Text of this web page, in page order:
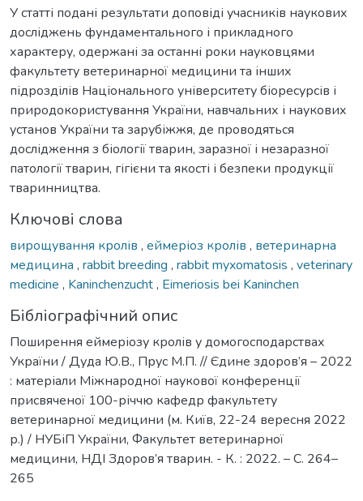
У статті подані результати доповіді учасників наукових
досліджень фундаментального і прикладного
характеру, одержані за останні роки науковцями
факультету ветеринарної медицини та інших
підрозділів Національного університету біоресурсів і
природокористування України, навчальних і наукових
установ України та зарубіжжя, де проводяться
дослідження з біології тварин, заразної і незаразної
патології тварин, гігієни та якості і безпеки продукції
тваринництва.
Ключові слова
вирощування кролів , еймеріоз кролів , ветеринарна
медицина , rabbit breeding , rabbit myxomatosis , veterinary
medicine , Kaninchenzucht, Eimeriosis bei Kaninchen
Бібліографічний опис
Поширення еймеріозу кролів у домогосподарствах
України / Дуда Ю.В., Прус М.П. // Єдине здоров’я – 2022
: матеріали Міжнародної наукової конференції
присвяченої 100-річчю кафедр факультету
ветеринарної медицини (м. Київ, 22-24 вересня 2022
р.) / НУБіП України, Факультет ветеринарної
медицини, НДІ Здоров’я тварин. - К. : 2022. – С. 264–
265